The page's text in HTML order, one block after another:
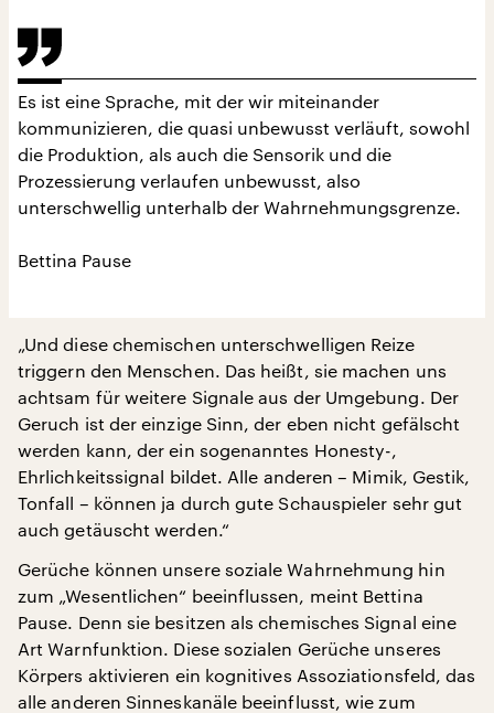
Es ist eine Sprache, mit der wir miteinander
kommunizieren, die quasi unbewusst verläuft, sowohl
die Produktion, als auch die Sensorik und die
Prozessierung verlaufen unbewusst, also
unterschwellig unterhalb der Wahrnehmungsgrenze.
Bettina Pause
„Und diese chemischen unterschwelligen Reize
triggern den Menschen. Das heißt, sie machen uns
achtsam für weitere Signale aus der Umgebung. Der
Geruch ist der einzige Sinn, der eben nicht gefälscht
werden kann, der ein sogenanntes Honesty-,
Ehrlichkeitssignal bildet. Alle anderen – Mimik, Gestik,
Tonfall – können ja durch gute Schauspieler sehr gut
auch getäuscht werden.“
Gerüche können unsere soziale Wahrnehmung hin
zum „Wesentlichen“ beeinflussen, meint Bettina
Pause. Denn sie besitzen als chemisches Signal eine
Art Warnfunktion. Diese sozialen Gerüche unseres
Körpers aktivieren ein kognitives Assoziationsfeld, das
alle anderen Sinneskanäle beeinflusst, wie zum